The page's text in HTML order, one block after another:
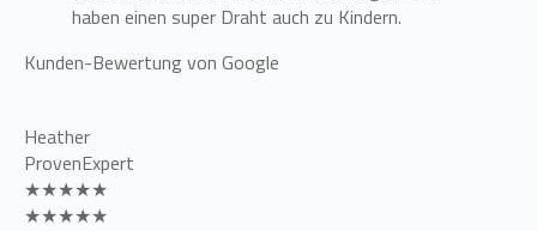
haben einen super Draht auch zu Kindern.
Kunden-Bewertung von Google
Heather
ProvenExpert
★★★★★
★★★★★